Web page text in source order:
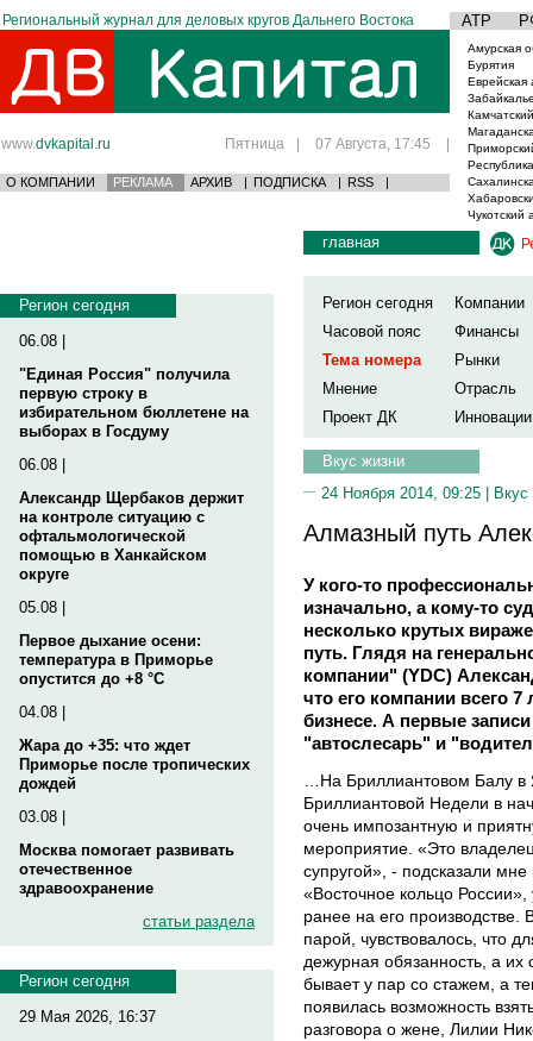
Региональный журнал для деловых кругов Дальнего Востока АТР
www.dvkapital.ru Пятница | 07 Августа, 17:45 |
О КОМПАНИИ РЕКЛАМА АРХИВ | ПОДПИСКА | RSS |
Амурская
Бурятия
Еврейская
Чукотский
Регион сегодня
06.08 |
"Единая Россия" получила
первую строку в
избирательном бюллетене на
выборах в Госдуму
06.08 |
Александр Щербаков держит
на контроле ситуацию с
офтальмологической
помощью в Ханкайском
округе
05.08 |
Первое дыхание осени:
температура в Приморье
опустится до +8 °C
04.08 |
Жара до +35: что ждет
Приморье после тропических
дождей
03.08 |
Москва помогает развивать
отечественное
здравоохранение
статьи раздела
Регион сегодня
29 Мая 2026, 16:37
главная
Регион сегодня
Компании
Часовой пояс
Финансы
Тема номера
Рынки
Мнение
Отрасль
Проект ДК
Инновации
Вкус жизни
24 Ноября 2014, 09:25 | Вкус
Алмазный путь
У кого-то
изначально, а кому-то
несколько крутых
путь. Глядя на
компании" (YDC)
что его компании всего 7
бизнесе. А первые
"автослесарь" и
…На Бриллиантовом Балу в
Бриллиантовой Недели в
очень импозантную и
мероприятие. «Это
супругой», - подсказали мне
«Восточное кольцо
ранее на его производстве.
парой, чувствовалось, что
дежурная обязанность, а их
бывает у пар со стажем, а
появилась возможность
разговора о жене, Лилии